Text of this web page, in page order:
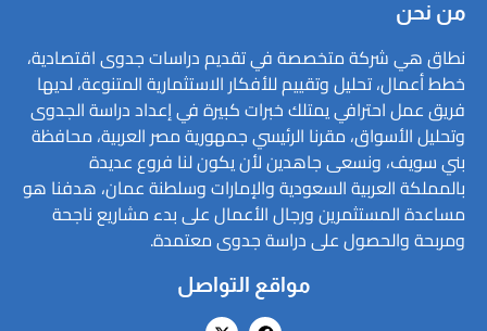
من نحن
نطاق هي شركة متخصصة في تقديم دراسات جدوى اقتصادية،
خطط أعمال، تحليل وتقييم للأفكار الاستثمارية المتنوعة، لديها
فريق عمل احترافي يمتلك خبرات كبيرة في إعداد دراسة الجدوى
وتحليل الأسواق، مقرنا الرئيسي جمهورية مصر العربية، محافظة
بني سويف، ونسعى جاهدين لأن يكون لنا فروع عديدة
بالمملكة العربية السعودية والإمارات وسلطنة عمان، هدفنا هو
مساعدة المستثمرين ورجال الأعمال على بدء مشاريع ناجحة
ومربحة والحصول على دراسة جدوى معتمدة.
مواقع التواصل